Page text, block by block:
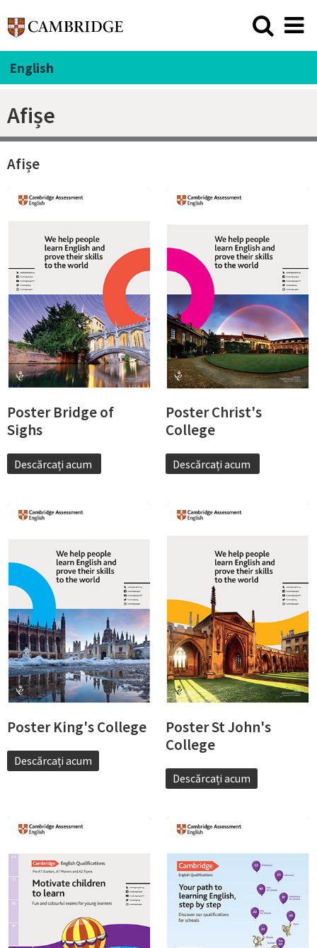
English
Afișe
Afișe
Poster Bridge of
Sighs
Descărcați acum
Poster Christ's
College
Descărcați acum
Poster King's College
Descărcați acum
Poster St John's
College
Descărcați acum